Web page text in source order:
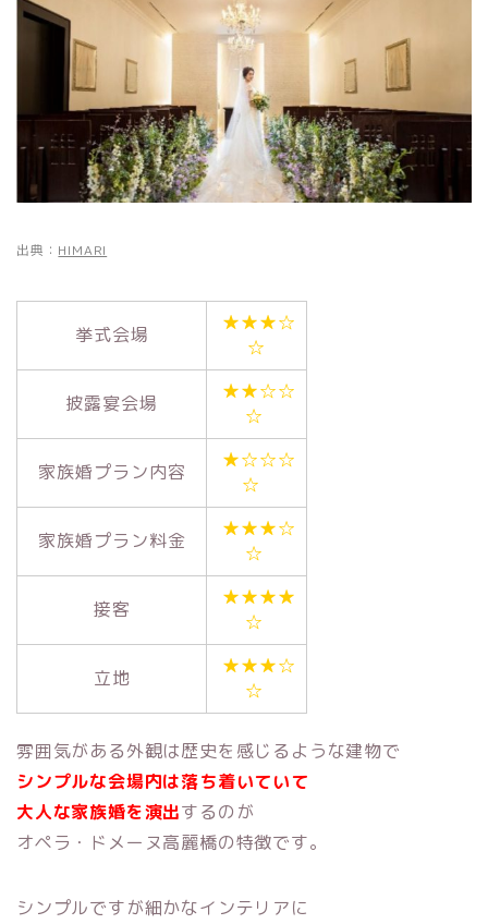
出典： HIMARI
挙式会場
★★★☆
☆
披露宴会場
★★☆☆
☆
家族婚プラン内容
★☆☆☆
☆
家族婚プラン料金
★★★☆
☆
接客
★★★★
☆
立地
★★★☆
☆
雰囲気がある外観は歴史を感じるような建物で
シンプルな会場内は落ち着いていて
大人な家族婚を演出するのが
オペラ・ドメーヌ高麗橋の特徴です。
シンプルですが細かなインテリアに